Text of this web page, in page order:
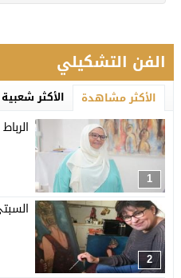
الفن التشكيلي
الأكثر مشاهدة الأكثر شعبية
1
2